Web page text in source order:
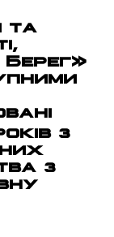
та
Берег»
з
з